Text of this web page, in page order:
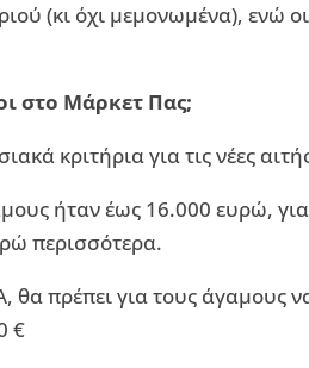
(κι όχι μεμονωμένα), ενώ
στο Μάρκετ Πας;
κριτήρια για τις νέες
ήταν έως 16.000 ευρώ,
περισσότερα.
θα πρέπει για τους άγαμους
€